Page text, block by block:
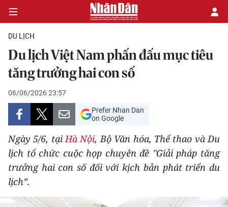
CHÍNH TRỊ
KINH TẾ
VĂN HÓA
XÃ HỘI
PHÁP LUẬT
DU LỊCH
Du lịch Việt Nam phấn đấu mục tiêu
tăng trưởng hai con số
06/06/2026 23:57
Prefer Nhan Dan
on Google
Ngày 5/6, tạiHà Nội, Bộ Văn hóa, Thể thao và Du
lịch tổ chức cuộc họp chuyên đề "Giải pháp tăng
trưởng hai con số đối với kịch bản phát triển du
lịch”.